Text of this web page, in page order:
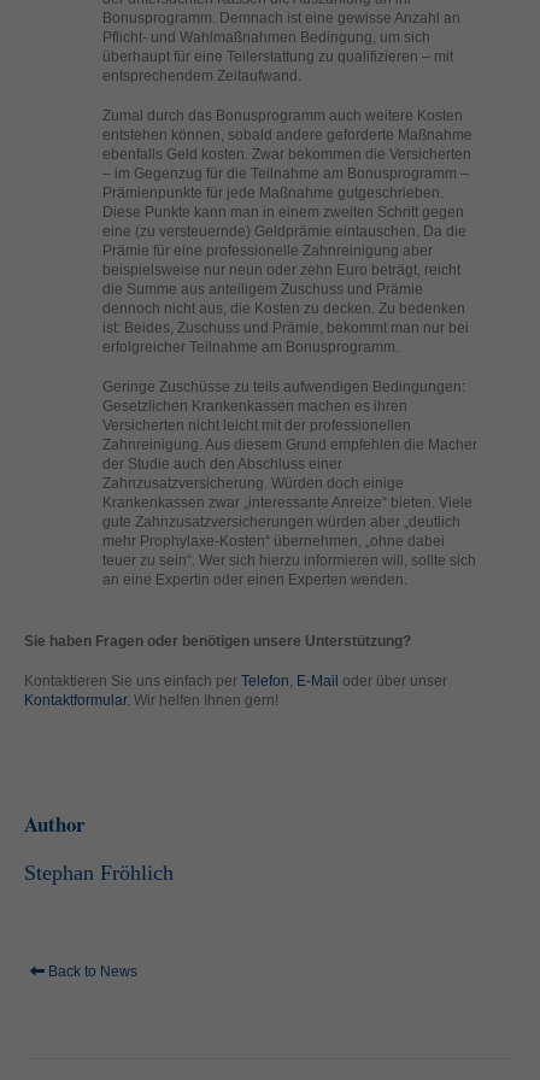
Bonusprogramm. Demnach ist eine gewisse Anzahl an
Pflicht- und Wahlmaßnahmen Bedingung, um sich
überhaupt für eine Teilerstattung zu qualifizieren – mit
entsprechendem Zeitaufwand.
Zumal durch das Bonusprogramm auch weitere Kosten
entstehen können, sobald andere geforderte Maßnahme
ebenfalls Geld kosten. Zwar bekommen die Versicherten
– im Gegenzug für die Teilnahme am Bonusprogramm –
Prämienpunkte für jede Maßnahme gutgeschrieben.
Diese Punkte kann man in einem zweiten Schritt gegen
eine (zu versteuernde) Geldprämie eintauschen. Da die
Prämie für eine professionelle Zahnreinigung aber
beispielsweise nur neun oder zehn Euro beträgt, reicht
die Summe aus anteiligem Zuschuss und Prämie
dennoch nicht aus, die Kosten zu decken. Zu bedenken
ist: Beides, Zuschuss und Prämie, bekommt man nur bei
erfolgreicher Teilnahme am Bonusprogramm.
Geringe Zuschüsse zu teils aufwendigen Bedingungen:
Gesetzlichen Krankenkassen machen es ihren
Versicherten nicht leicht mit der professionellen
Zahnreinigung. Aus diesem Grund empfehlen die Macher
der Studie auch den Abschluss einer
Zahnzusatzversicherung. Würden doch einige
Krankenkassen zwar „interessante Anreize“ bieten. Viele
gute Zahnzusatzversicherungen würden aber „deutlich
mehr Prophylaxe-Kosten“ übernehmen, „ohne dabei
teuer zu sein“. Wer sich hierzu informieren will, sollte sich
an eine Expertin oder einen Experten wenden.
Sie haben Fragen oder benötigen unsere Unterstützung?
Kontaktieren Sie uns einfach per Telefon, E-Mail oder über unser
Kontaktformular. Wir helfen Ihnen gern!
Author
Stephan Fröhlich
Back to News
helfen, diese Website und Ihre Erfahrung zu verbessern.
Personenbezogene Daten können verarbeitet werden (z. B. IP-
Adressen), z. B. für personalisierte Anzeigen und Inhalte oder
Anzeigen- und Inhaltsmessung. Weitere Informationen über die
Verwendung Ihrer Daten finden Sie in unserer
Datenschutzerklärung.
Hier finden Sie eine Übersicht über alle verwendeten Cookies. Sie
können Ihre Einwilligung zu ganzen Kategorien geben oder sich
weitere Informationen anzeigen lassen und so nur bestimmte
Cookies auswählen.
Alle akzeptieren Speichern
Zurück Nur essenzielle Cookies akzeptieren
Datenschutzeinstellungen
Essenziell (1)
Essenzielle Cookies ermöglichen grundlegende Funktionen und sind für
die einwandfreie Funktion der Website erforderlich.
Cookie-Informationen anzeigen
Externe Medien (2)
Inhalte von Videoplattformen und Social-Media-Plattformen werden
standardmäßig blockiert. Wenn Cookies von externen Medien akzeptiert
werden, bedarf der Zugriff auf diese Inhalte keiner manuellen Einwilligung
Cookie-Informationen anzeigen
Datenschutzerklärung